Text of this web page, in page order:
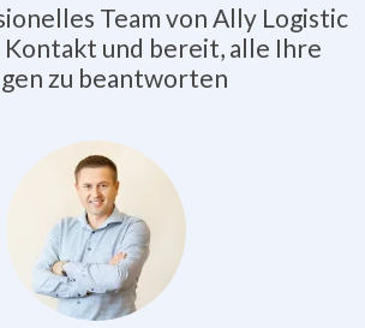
Team von Ally Logistic
Kontakt und bereit, alle Ihre
zu beantworten